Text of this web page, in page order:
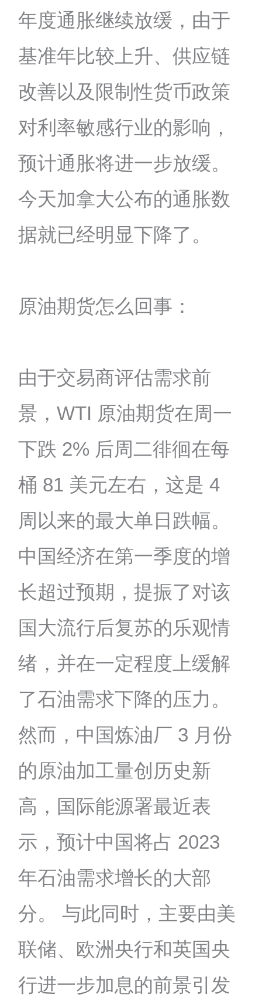
年度通胀继续放缓，由于
基准年比较上升、供应链
改善以及限制性货币政策
对利率敏感行业的影响，
预计通胀将进一步放缓。
今天加拿大公布的通胀数
据就已经明显下降了。
原油期货怎么回事：
由于交易商评估需求前
景，WTI 原油期货在周一
下跌 2% 后周二徘徊在每
桶 81 美元左右，这是 4
周以来的最大单日跌幅。
中国经济在第一季度的增
长超过预期，提振了对该
国大流行后复苏的乐观情
绪，并在一定程度上缓解
了石油需求下降的压力。
然而，中国炼油厂 3 月份
的原油加工量创历史新
高，国际能源署最近表
示，预计中国将占 2023
年石油需求增长的大部
分。 与此同时，主要由美
联储、欧洲央行和英国央
行进一步加息的前景引发